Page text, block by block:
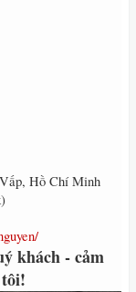
Hồ Chí Minh
khách - cảm